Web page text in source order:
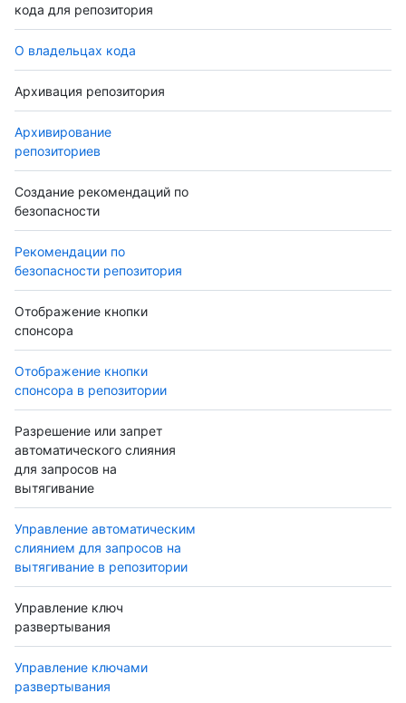
кода для репозитория
О владельцах кода
Архивация репозитория
Архивирование
репозиториев
Создание рекомендаций по
безопасности
Рекомендации по
безопасности репозитория
Отображение кнопки
спонсора
Отображение кнопки
спонсора в репозитории
Разрешение или запрет
автоматического слияния
для запросов на
вытягивание
Управление автоматическим
слиянием для запросов на
вытягивание в репозитории
Управление ключ
развертывания
Управление ключами
развертывания